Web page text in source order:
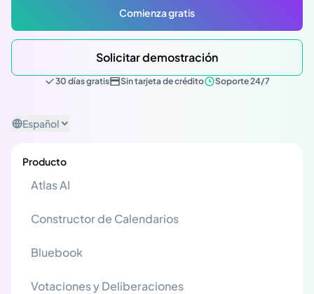
Comienza gratis
Solicitar demostración
30 días gratis Sin tarjeta de crédito Soporte 24/7
Español
Producto
Atlas AI
Constructor de Calendarios
Bluebook
Votaciones y Deliberaciones